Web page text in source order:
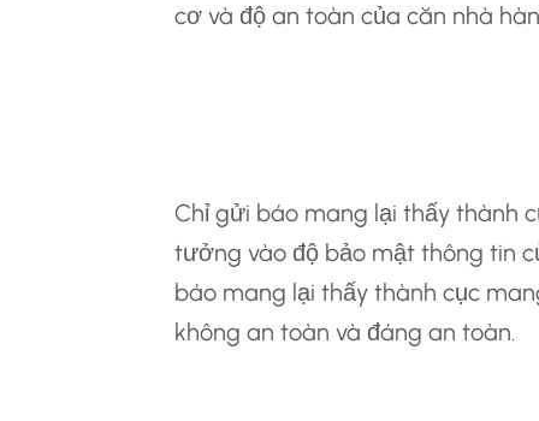
cơ và độ an toàn của căn nhà
Chỉ gửi báo mang lại thấy thành
tưởng vào độ bảo mật thông tin
báo mang lại thấy thành cục
không an toàn và đáng an toàn.